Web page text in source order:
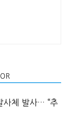
사체 발사… “추